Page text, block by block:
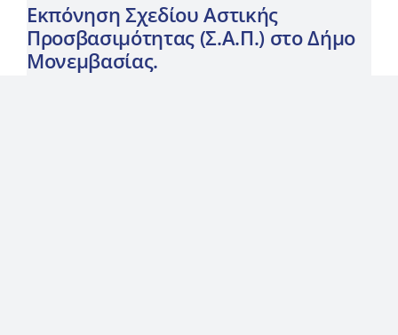
Εκπόνηση Σχεδίου Αστικής
Προσβασιμότητας (Σ.Α.Π.) στο Δήμο
Μονεμβασίας.